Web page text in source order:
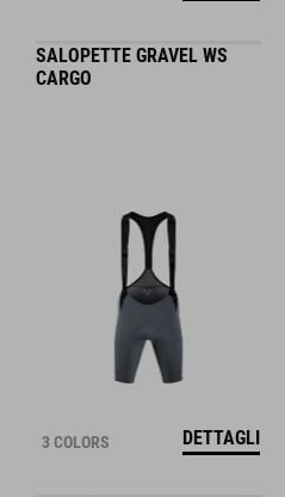
SALOPETTE GRAVEL WS
CARGO
3 COLORS DETTAGLI